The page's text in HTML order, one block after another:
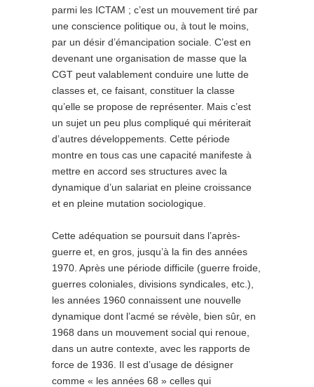
parmi les ICTAM ; c’est un mouvement tiré par
une conscience politique ou, à tout le moins,
par un désir d’émancipation sociale. C’est en
devenant une organisation de masse que la
CGT peut valablement conduire une lutte de
classes et, ce faisant, constituer la classe
qu’elle se propose de représenter. Mais c’est
un sujet un peu plus compliqué qui mériterait
d’autres développements. Cette période
montre en tous cas une capacité manifeste à
mettre en accord ses structures avec la
dynamique d’un salariat en pleine croissance
et en pleine mutation sociologique.
Cette adéquation se poursuit dans l’après-
guerre et, en gros, jusqu’à la fin des années
1970. Après une période difficile (guerre froide,
guerres coloniales, divisions syndicales, etc.),
les années 1960 connaissent une nouvelle
dynamique dont l’acmé se révèle, bien sûr, en
1968 dans un mouvement social qui renoue,
dans un autre contexte, avec les rapports de
force de 1936. Il est d’usage de désigner
comme « les années 68 » celles qui